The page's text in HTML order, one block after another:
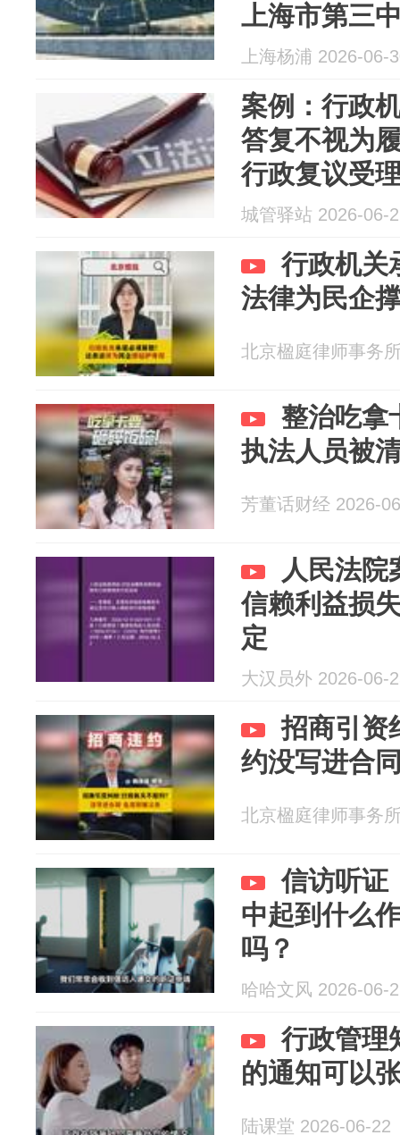
上海市第三
滨江）巡回
上海杨浦 2026-06-
案例：行政
答复不视为
行政复议受
城管驿站 2026-06-
行政机关
法律为民企
北京楹庭律师事务
整治吃拿
执法人员被
芳董话财经 2026-
人民法院
信赖利益损
定
大汉员外 2026-06-
招商引资
约没写进合
北京楹庭律师事务
信访听证
中起到什么
吗？
哈哈文风 2026-06-
行政管理
的通知可以
陆课堂 2026-06-22